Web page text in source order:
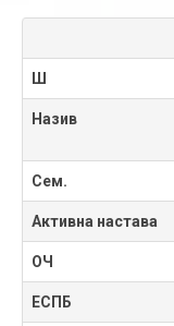
Ш
Назив
Сем.
Активна настава
ОЧ
ЕСПБ